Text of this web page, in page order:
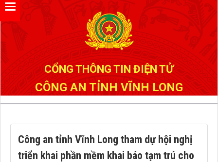
CỔNG THÔNG TIN ĐIỆN TỬ
CÔNG AN TỈNH VĨNH LONG
Công an tỉnh Vĩnh Long tham dự hội nghị
triển khai phần mềm khai báo tạm trú cho